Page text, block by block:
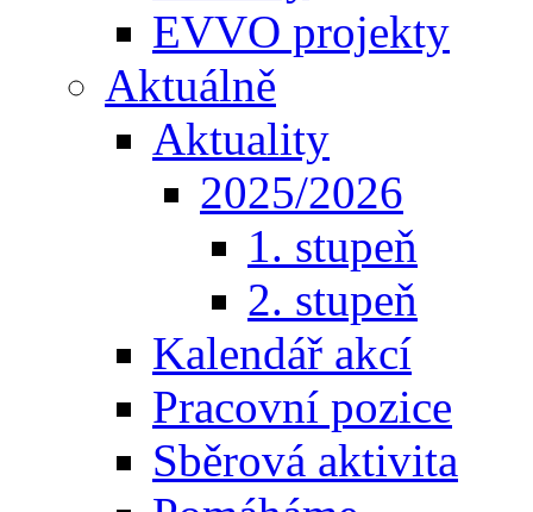
EVVO projekty
Aktuálně
Aktuality
2025/2026
1. stupeň
2. stupeň
Kalendář akcí
Pracovní pozice
Sběrová aktivita